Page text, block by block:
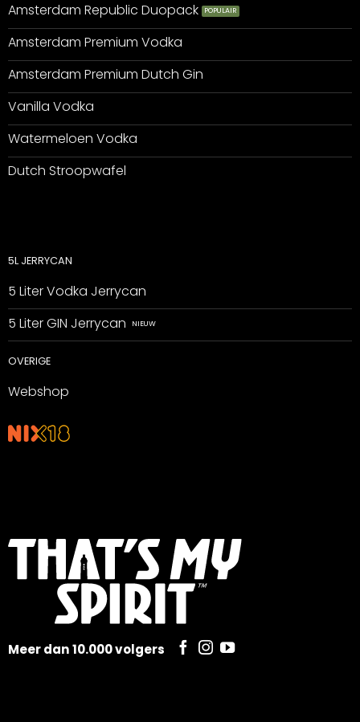
Amsterdam Republic Duopack
Amsterdam Premium Vodka
Amsterdam Premium Dutch Gin
Vanilla Vodka
Watermeloen Vodka
Dutch Stroopwafel
5L JERRYCAN
5 Liter Vodka Jerrycan
5 Liter GIN Jerrycan
OVERIGE
Webshop
Meer dan 10.000 volgers